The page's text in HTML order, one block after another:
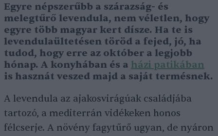
Egyre népszerűbb a szárazság- és
melegtűrő levendula, nem véletlen, hogy
egyre több magyar kert dísze. Ha te is
levendulaültetésen töröd a fejed, jó, ha
tudod, hogy erre az október a legjobb
hónap. A konyhában és a házi patikában
is hasznát veszed majd a saját termésnek.
A levendula az ajakosvirágúak családjába
tartozó, a mediterrán vidékeken honos
félcserje. A növény fagytűrő ugyan, de nyáron